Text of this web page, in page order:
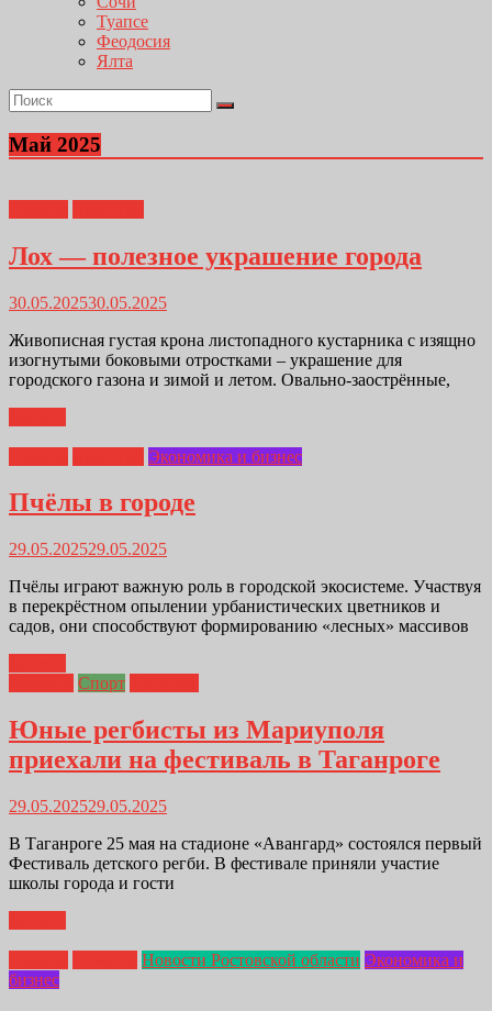
Туапсе
Феодосия
Ялта
Май 2025
Лох — полезное украшение города
30.05.202530.05.2025
Живописная густая крона листопадного кустарника с изящно
изогнутыми боковыми отростками – украшение для
городского газона и зимой и летом. Овально-заострённые,
Экономика и бизнес
Пчёлы в городе
29.05.202529.05.2025
Пчёлы играют важную роль в городской экосистеме. Участвуя
в перекрёстном опылении урбанистических цветников и
садов, они способствуют формированию «лесных» массивов
Спорт
Юные регбисты из Мариуполя
приехали на фестиваль в Таганроге
29.05.202529.05.2025
В Таганроге 25 мая на стадионе «Авангард» состоялся первый
Фестиваль детского регби. В фестивале приняли участие
школы города и гости
Новости Ростовской области Экономика и
бизнес